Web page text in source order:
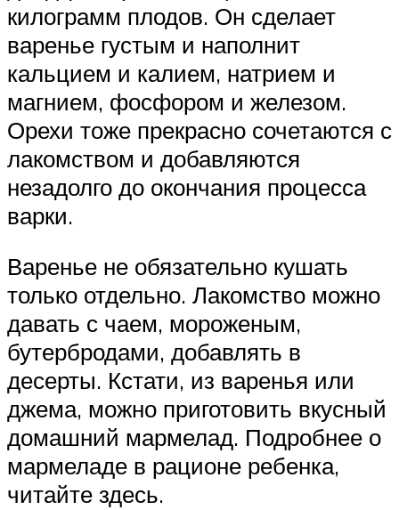
килограмм плодов. Он сделает
варенье густым и наполнит
кальцием и калием, натрием и
магнием, фосфором и железом.
Орехи тоже прекрасно сочетаются с
лакомством и добавляются
незадолго до окончания процесса
варки.
Варенье не обязательно кушать
только отдельно. Лакомство можно
давать с чаем, мороженым,
бутербродами, добавлять в
десерты. Кстати, из варенья или
джема, можно приготовить вкусный
домашний мармелад. Подробнее о
мармеладе в рационе ребенка,
читайте здесь.